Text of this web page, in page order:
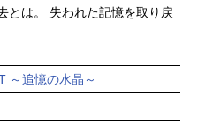
とは。 失われた記憶を取り戻
～追憶の水晶～